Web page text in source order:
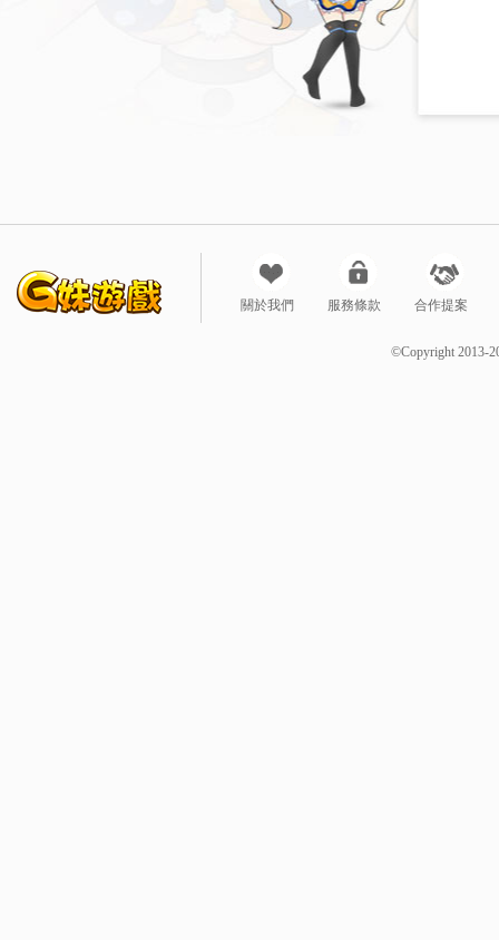
關於我們 服務條款 合作提案
©Copyright 2013-